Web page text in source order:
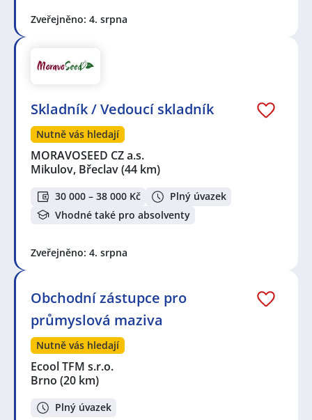
Zveřejněno: 4. srpna
Skladník / Vedoucí skladník
Nutně vás hledají
MORAVOSEED CZ a.s.
Mikulov, Břeclav(44 km)
30 000 – 38 000 Kč
Plný úvazek
Vhodné také pro absolventy
Zveřejněno: 4. srpna
Obchodní zástupce pro
průmyslová maziva
Nutně vás hledají
Ecool TFM s.r.o.
Brno (20 km)
Plný úvazek